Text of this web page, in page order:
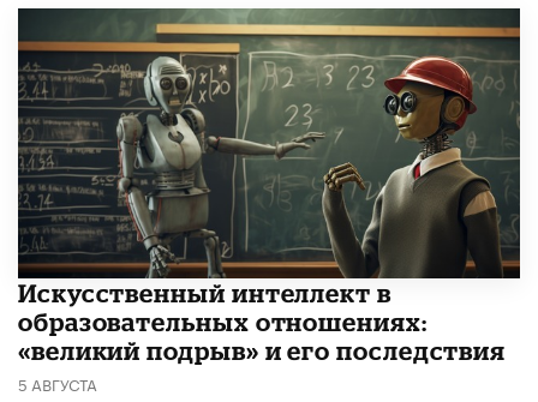
​Искусственный интеллект в
образовательных отношениях:
«великий подрыв» и его последствия
5 АВГУСТА